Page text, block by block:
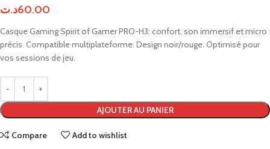
60.00د.ت
Casque Gaming Spirit of Gamer PRO-H3: confort, son immersif et micro
précis. Compatible multiplateforme. Design noir/rouge. Optimisé pour
vos sessions de jeu.
AJOUTER AU PANIER
Compare Add to wishlist